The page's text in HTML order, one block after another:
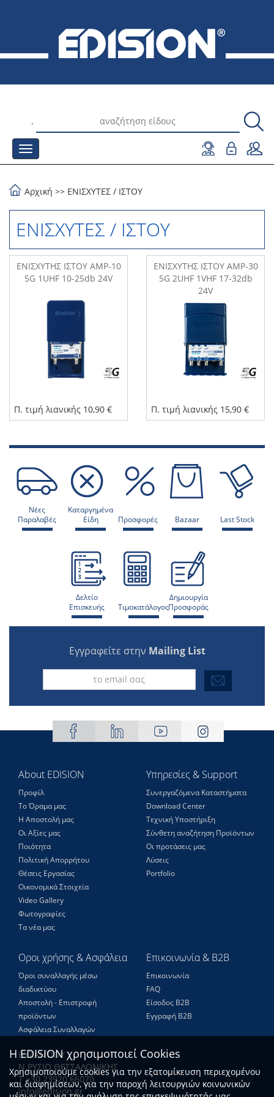
.
Αρχική >> ΕΝΙΣΧΥΤΕΣ / ΙΣΤΟΥ
ΕΝΙΣΧΥΤΕΣ / ΙΣΤΟΥ
ΕΝΙΣΧΥΤHΣ ΙΣΤΟΥ AMP-10
5G 1UHF 10-25db 24V
Π. τιμή λιανικής 10,90 €
ΕΝΙΣΧΥΤHΣ ΙΣΤΟΥ AMP-30
5G 2UHF 1VHF 17-32db
24V
Π. τιμή λιανικής 15,90 €
Νέες
Παραλαβές
Καταργημένα
Είδη
Προσφορές Bazaar Last Stock
Δελτίο
Επισκευής
Τιμοκατάλογος
Δημιουργία
Προσφοράς
Εγγραφείτε στην Mailing List
About EDISION
Προφίλ
Το Όραμα μας
Η Αποστολή μας
Οι Αξίες μας
Ποιότητα
Πολιτική Απορρήτου
Θέσεις Eργασίας
Οικονομικά Στοιχεία
Video Gallery
Φωτογραφίες
Τα νέα μας
Υπηρεσίες & Support
Συνεργαζόμενα Καταστήματα
Download Center
Τεχνική Υποστήριξη
Σύνθετη αναζήτηση Προϊόντων
Οι προτάσεις μας
Λύσεις
Portfolio
Οροι χρήσης & Ασφάλεια
Όροι συναλλαγής μέσω
διαδικτύου
Αποστολή - Επιστροφή
προϊόντων
Ασφάλεια Συναλλαγών
Επικοινωνία & B2B
Επικοινωνία
FAQ
Είσοδος Β2Β
Εγγραφή Β2Β
ΒΥΖΑΝΤΙΟΥ
Ν.ΡΥΣΙΟ ΘΕΣΣΑΛΟΝΙΚΗΣ
Τ +30 23920 66070
info@edision.gr
Η EDISION χρησιμοποιεί Cookies
Χρησιμοποιούμε cookies για την εξατομίκευση περιεχομένου
και διαφημίσεων, για την παροχή λειτουργιών κοινωνικών